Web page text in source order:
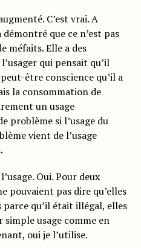
C’est vrai. A
que ce n’est pas
méfaits. Elle a des
qui pensait qu’il
être conscience qu’il a
la consommation de
un usage
problème si l’usage du
vient de l’usage
Oui. Pour deux
pouvaient pas dire qu’elles
qu’il était illégal, elles
usage comme en
oui je l’utilise.